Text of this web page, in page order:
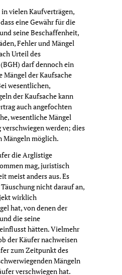
vielen Kaufverträgen,
eine Gewähr für die
seine Beschaffenheit,
Fehler und Mängel
Urteil des
darf dennoch ein
Mängel der Kaufsache
wesentlichen,
der Kaufsache kann
auch angefochten
wesentliche Mängel
werden; dies
Mängeln möglich.
die Arglistige
mag, juristisch
meist anders aus. Es
nicht darauf an,
wirklich
hat, von denen der
die seine
hätten. Vielmehr
der Käufer nachweisen
zum Zeitpunkt des
Mängeln
verschwiegen hat.